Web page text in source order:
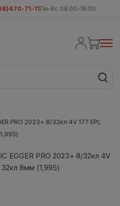
71-11Пн-Вс 08:00-18:00
PRO 2023+ 8/32кл 4V 177 EPL